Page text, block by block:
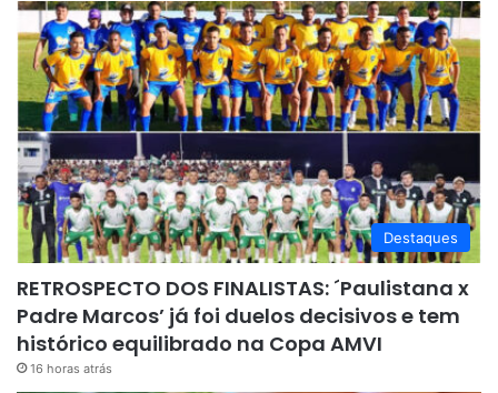
Destaques
RETROSPECTO DOS FINALISTAS: ´Paulistana x
Padre Marcos’ já foi duelos decisivos e tem
histórico equilibrado na Copa AMVI
16 horas atrás